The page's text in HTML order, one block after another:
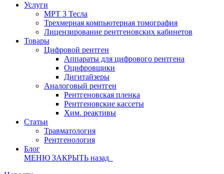
Услуги
МРТ 3 Тесла
Трехмерная компьютерная томография
Лицензирование рентгеновских кабинетов
Товары
Цифровой рентген
Аппараты для цифрового рентгена
Оцифровщики
Дигитайзеры
Аналоговый рентген
Рентгеновская пленка
Рентгеновские кассеты
Хим. реактивы
Статьи
Травматология
Рентгенология
Блог
МЕНЮ ЗАКРЫТЬ назад